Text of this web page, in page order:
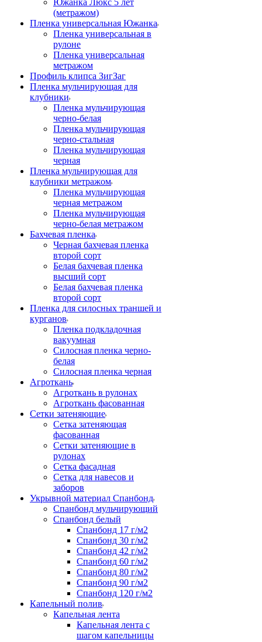
Южанка Люкс 5 лет
(метражом)
Пленка универсальная Южанка
Пленка универсальная в
рулоне
Пленка универсальная
метражом
Профиль клипса ЗигЗаг
Пленка мульчирующая для
клубники
Пленка мульчирующая
черно-белая
Пленка мульчирующая
черно-стальная
Пленка мульчирующая
черная
Пленка мульчирующая для
клубники метражом
Пленка мульчирующая
черная метражом
Пленка мульчирующая
черно-белая метражом
Бахчевая пленка
Черная бахчевая пленка
второй сорт
Белая бахчевая пленка
высший сорт
Белая бахчевая пленка
второй сорт
Пленка для силосных траншей и
курганов
Пленка подкладочная
вакуумная
Силосная пленка черно-
белая
Силосная пленка черная
Агроткань
Агроткань в рулонах
Агроткань фасованная
Сетки затеняющие
Сетка затеняющая
фасованная
Сетки затеняющие в
рулонах
Сетка фасадная
Сетка для навесов и
заборов
Укрывной материал Спанбонд
Спанбонд мульчирующий
Спанбонд белый
Спанбонд 17 г/м2
Спанбонд 30 г/м2
Спанбонд 42 г/м2
Спанбонд 60 г/м2
Спанбонд 80 г/м2
Спанбонд 90 г/м2
Спанбонд 120 г/м2
Капельный полив
Капельная лента
Капельная лента с
шагом капельницы